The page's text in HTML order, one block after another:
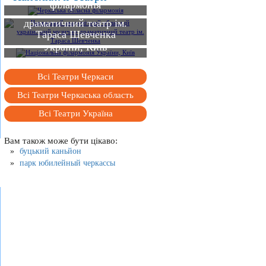
філармонія
український музично-
драматичний театр ім.
Тараса Шевченка
Національна філармонія
України, Київ
Всі Театри Черкаси
Всі Театри Черкаська область
Всі Театри Україна
Вам також може бути цікаво:
буцький каньйон
парк юбилейный черкассы